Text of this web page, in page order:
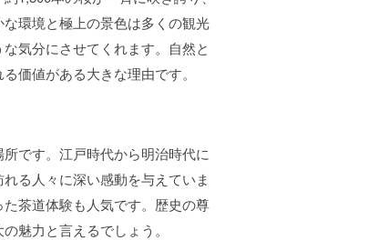
環境と極上の景色は多くの観光
気分にさせてくれます。自然と
価値がある大きな理由です。
です。江戸時代から明治時代に
る人々に深い感動を与えていま
茶道体験も人気です。歴史の尊
魅力と言えるでしょう。